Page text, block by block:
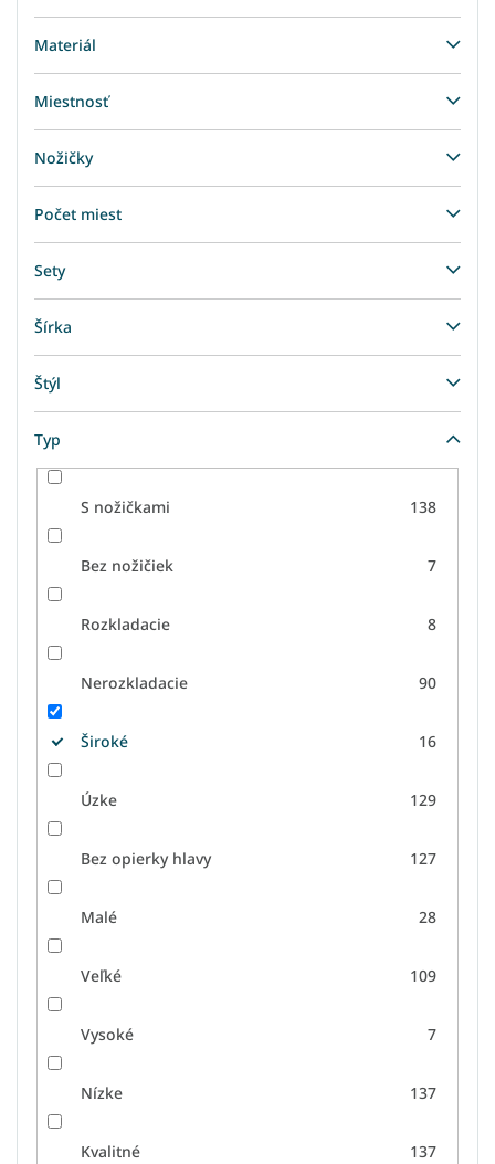
Materiál
Miestnosť
Nožičky
Počet miest
Sety
Šírka
Štýl
Typ
S nožičkami 138
Bez nožičiek 7
Rozkladacie 8
Nerozkladacie 90
Široké 16
Úzke 129
Bez opierky hlavy 127
Malé 28
Veľké 109
Vysoké 7
Nízke 137
Kvalitné 137